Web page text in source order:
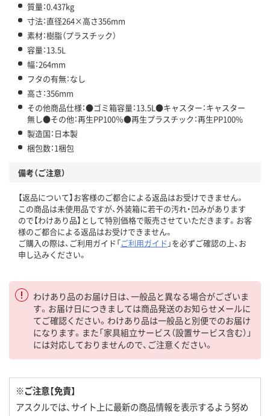
質量：0.437kg
寸法：直径264×高さ356mm
素材：樹脂（プラスチック）
容量：13.5L
幅：264mm
フタの有無：なし
高さ：356mm
その他商品仕様：●ゴミ箱容量：13.5L●キャスター：キャスター
無し●その他：再生PP100％●再生プラスチック：再生PP100%
製造国：日本製
梱包数：1梱包
備考（ご注意）
【返品について】お客様のご都合による返品はお受けできません。
この商品は未使用品ですが、外装箱に若干の汚れ・凹みがあります
ので【わけあり品】として特別価格で販売させていただきます。お客
様のご都合による返品はお受けできません。
ご購入の際は、ご利用ガイド「ご利用ガイド 」を必ずご確認の上、お
申し込みください。
わけあり品のお届け日は、一般品と異なる場合がございま
す。お届け日につきましては商品発送のお知らせメールに
てご確認ください。わけあり品は一般品と別便でのお届け
になります。また「家具組立サービス（設置サービス含む）」
には対応しておりませんので、ご注意ください。
※ご注意【免責】
アスクルでは、サイト上に最新の商品情報を表示するよう努め